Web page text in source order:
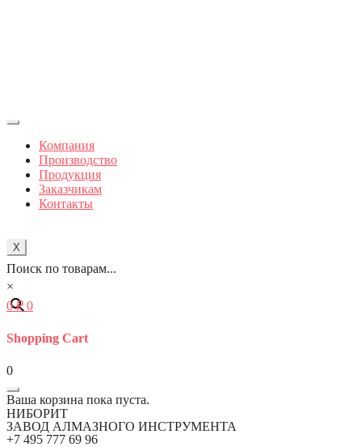
Компания
Производство
Продукция
Заказчикам
Контакты
X
Поиск по товарам...
×
0₽ 0
Shopping Cart
0
Ваша корзина пока пуста.
НИБОРИТ
ЗАВОД АЛМАЗНОГО ИНСТРУМЕНТА
+7 495 777 69 96